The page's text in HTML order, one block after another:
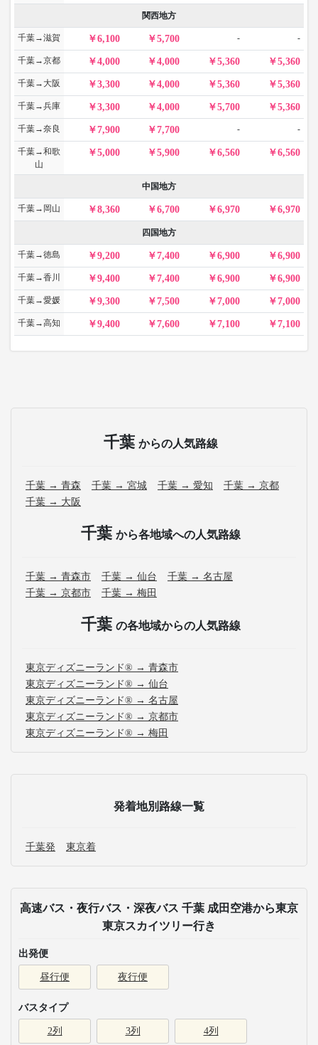
関西地方
千葉→滋賀 6,100 5,700 - -
千葉→京都 4,000 4,000 5,360 5,360
千葉→大阪 3,300 4,000 5,360 5,360
千葉→兵庫 3,300 4,000 5,700 5,360
千葉→奈良 7,900 7,700 - -
千葉→和歌
山
5,000 5,900 6,560 6,560
中国地方
千葉→岡山 8,360 6,700 6,970 6,970
四国地方
千葉→徳島 9,200 7,400 6,900 6,900
千葉→香川 9,400 7,400 6,900 6,900
千葉→愛媛 9,300 7,500 7,000 7,000
千葉→高知 9,400 7,600 7,100 7,100
千葉 からの人気路線
千葉 → 青森 千葉 → 宮城 千葉 → 愛知
千葉 → 京都
千葉 → 大阪
千葉 から各地域への人気路線
千葉 → 青森市 千葉 → 仙台
千葉 → 名古屋
千葉 → 京都市
千葉 → 梅田
千葉 の各地域からの人気路線
東京ディズニーランド® → 青森市
東京ディズニーランド® → 仙台
東京ディズニーランド® → 名古屋
東京ディズニーランド® → 京都市
東京ディズニーランド® → 梅田
発着地別路線一覧
千葉発 東京着
高速バス・夜行バス・深夜バス 千葉 成田空港から東京
東京スカイツリー行き
出発便
昼行便 夜行便
バスタイプ
2列 3列 4列